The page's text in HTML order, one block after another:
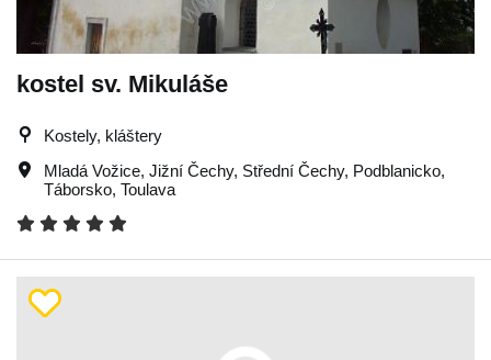
kostel sv. Mikuláše
Kostely, kláštery
Mladá Vožice, Jižní Čechy, Střední Čechy, Podblanicko,
Táborsko, Toulava